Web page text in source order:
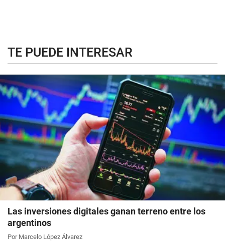
TE PUEDE INTERESAR
Las inversiones digitales ganan terreno entre los
argentinos
Por Marcelo López Álvarez